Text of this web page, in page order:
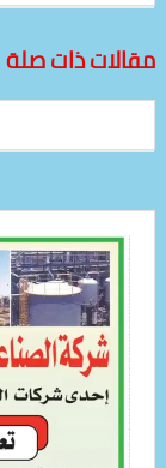
مقالات ذات صلة